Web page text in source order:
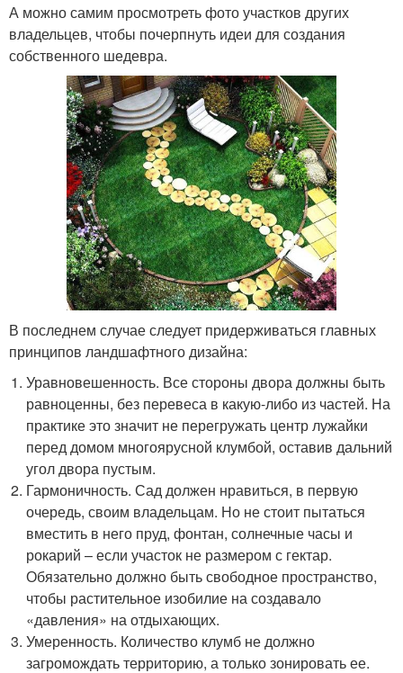
А можно самим просмотреть фото участков других
владельцев, чтобы почерпнуть идеи для создания
собственного шедевра.
В последнем случае следует придерживаться главных
принципов ландшафтного дизайна:
Уравновешенность. Все стороны двора должны быть
равноценны, без перевеса в какую-либо из частей. На
практике это значит не перегружать центр лужайки
перед домом многоярусной клумбой, оставив дальний
угол двора пустым.
Гармоничность. Сад должен нравиться, в первую
очередь, своим владельцам. Но не стоит пытаться
вместить в него пруд, фонтан, солнечные часы и
рокарий – если участок не размером с гектар.
Обязательно должно быть свободное пространство,
чтобы растительное изобилие на создавало
«давления» на отдыхающих.
Умеренность. Количество клумб не должно
загромождать территорию, а только зонировать ее.